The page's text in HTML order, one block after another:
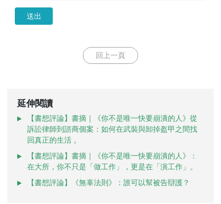
送出
回上一頁
延伸閱讀
【書想評論】書摘｜《你不是唯一快要崩潰的人》從
訴訟律師到諮商個案：如何在武裝與卸掉盔甲之間找
回真正的生活 。
【書想評論】書摘｜《你不是唯一快要崩潰的人》：
在大所，你不只是「做工作」，更是在「演工作」。
【書想評論】《無辜法則》：誰可以幫被告辯護？